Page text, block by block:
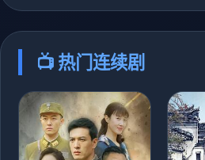
📺 热门连续剧